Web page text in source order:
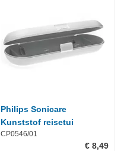
Philips Sonicare
Kunststof reisetui
CP0546/01
€ 8,49